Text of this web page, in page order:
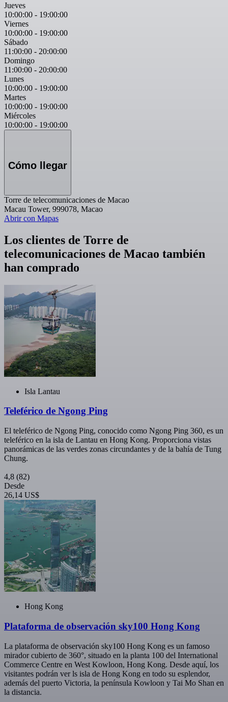
Jueves
10:00:00 - 19:00:00
Viernes
10:00:00 - 19:00:00
Sábado
11:00:00 - 20:00:00
Domingo
11:00:00 - 20:00:00
Lunes
10:00:00 - 19:00:00
Martes
10:00:00 - 19:00:00
Miércoles
10:00:00 - 19:00:00
Cómo llegar
Torre de telecomunicaciones de Macao
Macau Tower, 999078, Macao
Abrir con Mapas
Los clientes de Torre de
telecomunicaciones de Macao también
han comprado
Isla Lantau
Teleférico de Ngong Ping
El teleférico de Ngong Ping, conocido como Ngong Ping 360, es un
teleférico en la isla de Lantau en Hong Kong. Proporciona vistas
panorámicas de las verdes zonas circundantes y de la bahía de Tung
Chung.
4,8 (82)
Desde
26,14 US$
Hong Kong
Plataforma de observación sky100 Hong Kong
La plataforma de observación sky100 Hong Kong es un famoso
mirador cubierto de 360°, situado en la planta 100 del International
Commerce Centre en West Kowloon, Hong Kong. Desde aquí, los
visitantes podrán ver ls isla de Hong Kong en todo su esplendor,
además del puerto Victoria, la península Kowloon y Tai Mo Shan en
la distancia.